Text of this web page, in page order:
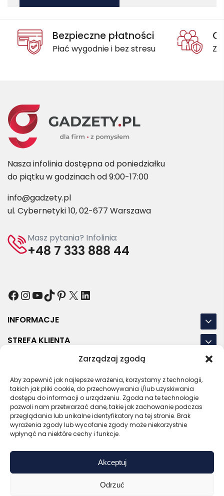
Zarządzaj zgodą
Aby zapewnić jak najlepsze wrażenia, korzystamy z technologii,
takich jak pliki cookie, do przechowywania i/lub uzyskiwania
dostępu do informacji o urządzeniu. Zgoda na te technologie
pozwoli nam przetwarzać dane, takie jak zachowanie podczas
przeglądania lub unikalne identyfikatory na tej stronie. Brak
wyrażenia zgody lub wycofanie zgody może niekorzystnie
wpłynąć na niektóre cechy i funkcje.
Akceptuj
Odrzuć
Bezpieczne płatności
Płać wygodnie i bez stresu
Nasza infolinia dostępna od poniedziałku
do piątku w godzinach od 9:00-17:00
info@gadzety.pl
ul. Cybernetyki 10, 02-677 Warszawa
Masz pytania? Infolinia:
+48 7 333 888 44
Facebook
Instagram
YouTube
TikTok
Pinterest
X LinkedIn
INFORMACJE
STREFA KLIENTA
NASZE LOKALIZACJE
OSTATNIE POSTY
RODOREGULAMINPOLITYKA PRYWATNOŚCI
Certyfikat SSL
Zaufany sprzedawca
Sprawdź opinie